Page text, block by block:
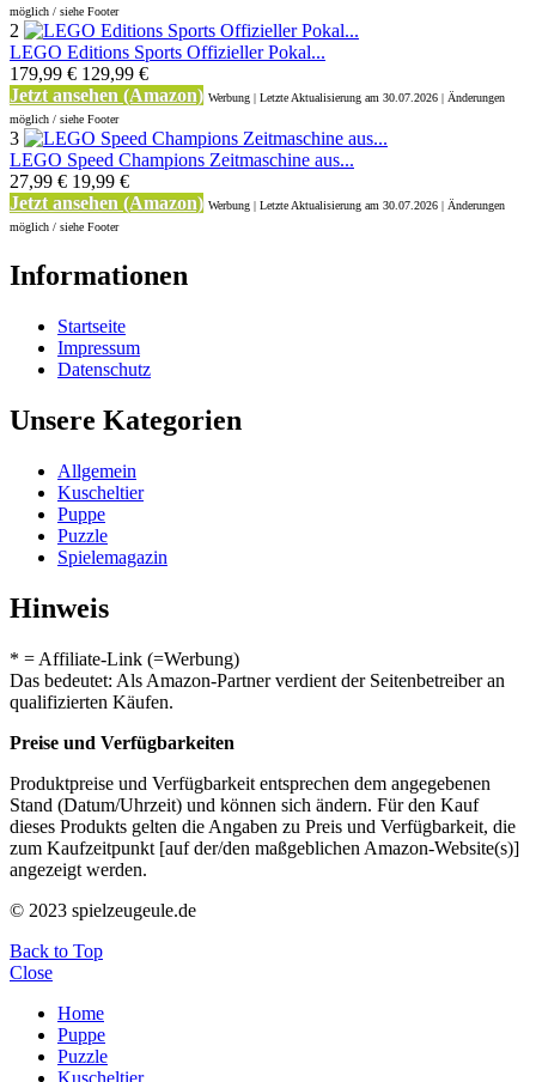
möglich / siehe Footer
2
LEGO Editions Sports Offizieller Pokal...
179,99 € 129,99 €
Jetzt ansehen (Amazon) Werbung | Letzte Aktualisierung am 30.07.2026 | Änderungen
möglich / siehe Footer
3
LEGO Speed Champions Zeitmaschine aus...
27,99 € 19,99 €
Jetzt ansehen (Amazon) Werbung | Letzte Aktualisierung am 30.07.2026 | Änderungen
möglich / siehe Footer
Informationen
Startseite
Impressum
Datenschutz
Unsere Kategorien
Allgemein
Kuscheltier
Puppe
Puzzle
Spielemagazin
Hinweis
* = Affiliate-Link (=Werbung)
Das bedeutet: Als Amazon-Partner verdient der Seitenbetreiber an
qualifizierten Käufen.
Preise und Verfügbarkeiten
Produktpreise und Verfügbarkeit entsprechen dem angegebenen
Stand (Datum/Uhrzeit) und können sich ändern. Für den Kauf
dieses Produkts gelten die Angaben zu Preis und Verfügbarkeit, die
zum Kaufzeitpunkt [auf der/den maßgeblichen Amazon-Website(s)]
angezeigt werden.
© 2023 spielzeugeule.de
Back to Top
Close
Home
Puppe
Puzzle
Kuscheltier